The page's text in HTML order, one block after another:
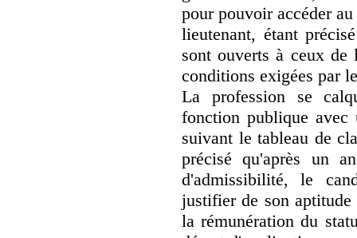
pour pouvoir accéder
lieutenant, étant
sont ouverts à ceux de
conditions exigées par
La profession se
fonction publique avec
suivant le tableau de
précisé qu'après un
d'admissibilité, le
justifier de son
la rémunération du